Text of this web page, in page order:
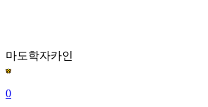
마도학자카인
0